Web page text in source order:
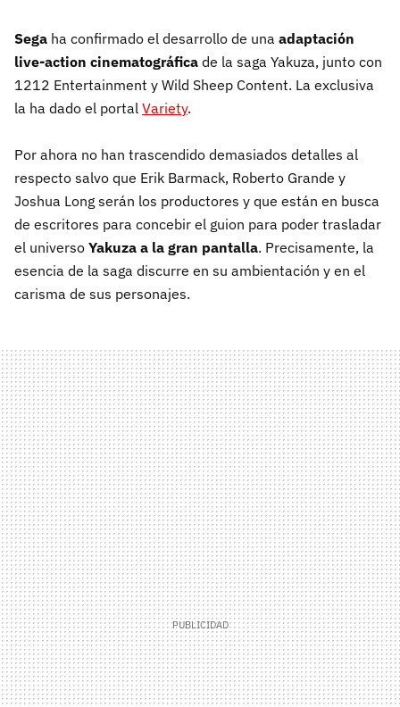
Sega ha confirmado el desarrollo de una adaptación
live-action cinematográfica de la saga Yakuza, junto con
1212 Entertainment y Wild Sheep Content. La exclusiva
la ha dado el portal Variety.
Por ahora no han trascendido demasiados detalles al
respecto salvo que Erik Barmack, Roberto Grande y
Joshua Long serán los productores y que están en busca
de escritores para concebir el guion para poder trasladar
el universo Yakuza a la gran pantalla. Precisamente, la
esencia de la saga discurre en su ambientación y en el
carisma de sus personajes.